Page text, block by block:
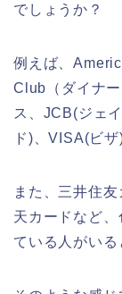
でしょうか？
例えば、
Club（ダイナ
ス、JCB(ジェ
ド)、VISA(ビ
また、三井住
天カードなど
ている人がいる